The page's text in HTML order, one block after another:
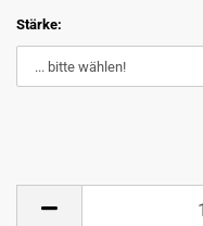
Stärke: